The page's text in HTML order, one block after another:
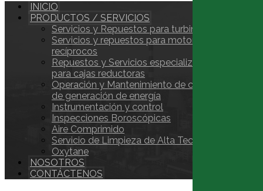
INICIO
PRODUCTOS / SERVICIOS
Servicios y Repuestos para turbinas a gas
Servicios y repuestos para motores
recíprocos
Repuestos y Servicios especializados
para cajas reductoras
Operación y Mantenimiento de centrales
de generación de energía
Instrumentación y control
Inspecciones Boroscópicas
Aire Comprimido
Servicio de Limpieza de Alta Tecnología
Oxytane
NOSOTROS
CONTÁCTENOS